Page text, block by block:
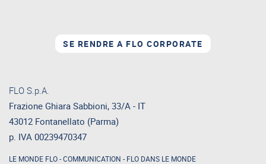
SE RENDRE A FLO CORPORATE
FLO S.p.A.
Frazione Ghiara Sabbioni, 33/A - IT
43012 Fontanellato (Parma)
p. IVA 00239470347
LE MONDE FLO-COMMUNICATION - FLO DANS LE MONDE